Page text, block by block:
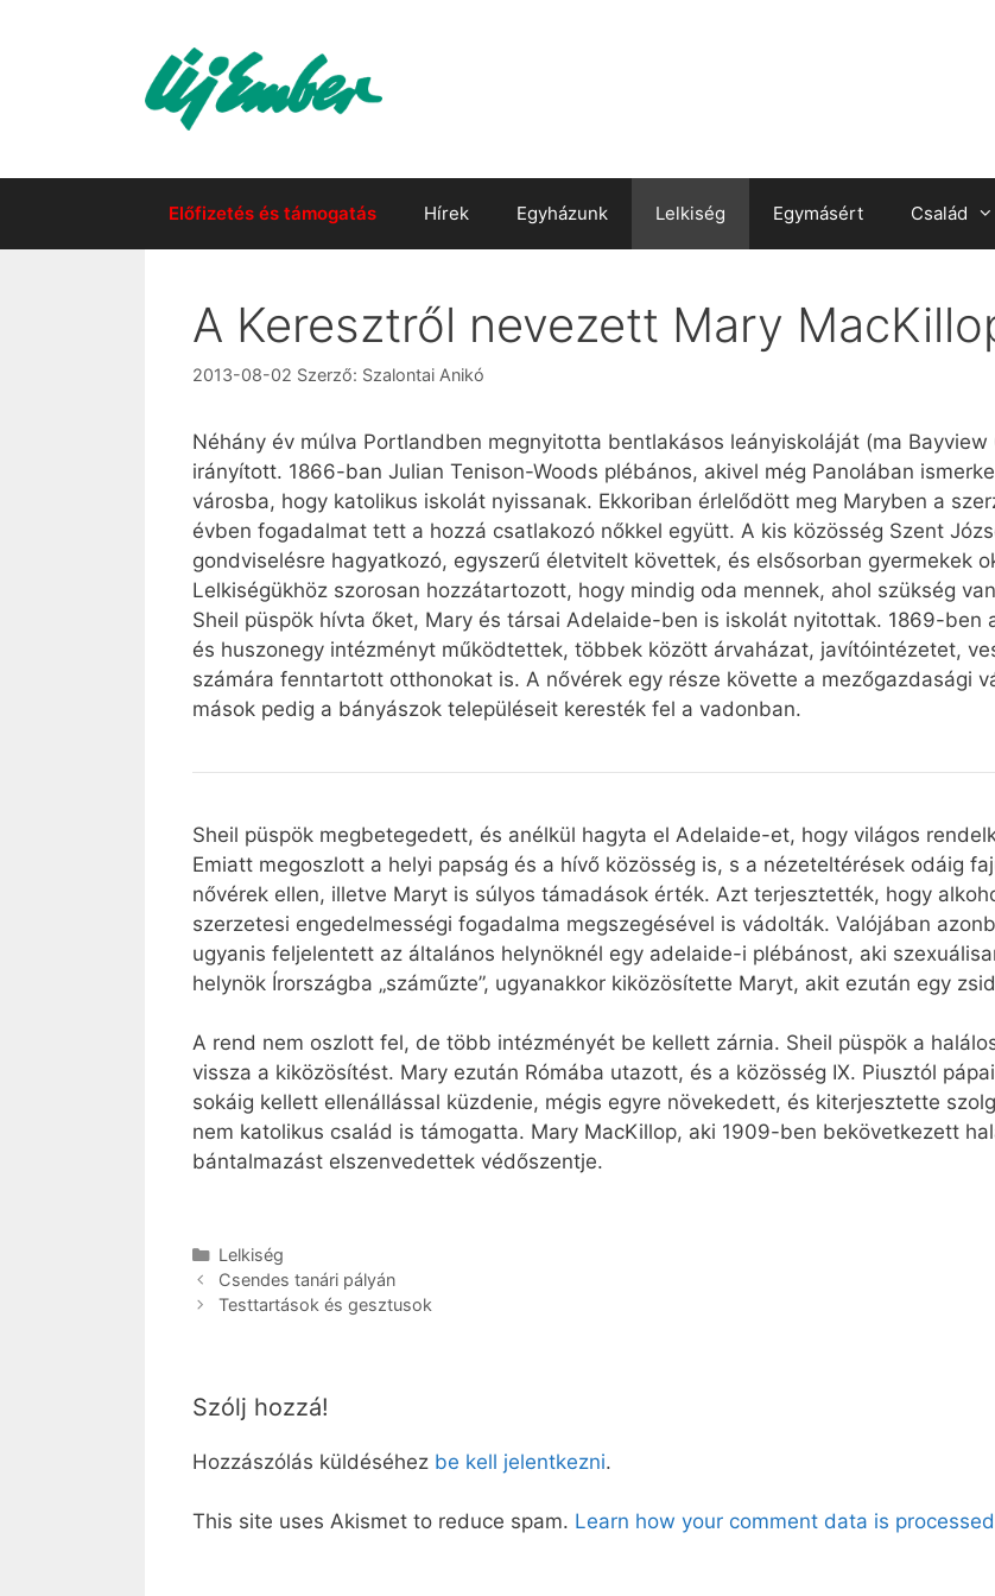
Előfizetés és támogatás Hírek Egyházunk Lelkiség Egymásért Család
A Keresztről nevezett Mary
2013-08-02 Szerző: Szalontai Anikó
Néhány év múlva Portlandben megnyitotta bentlakásos leányiskoláját (ma
irányított. 1866-ban Julian Tenison-Woods plébános, akivel még Panolában
városba, hogy katolikus iskolát nyissanak. Ekkoriban érlelődött meg Maryben a
évben fogadalmat tett a hozzá csatlakozó nőkkel együtt. A kis közösség Szent
gondviselésre hagyatkozó, egyszerű életvitelt követtek, és elsősorban gyermekek
Lelkiségükhöz szorosan hozzátartozott, hogy mindig oda mennek, ahol szükség
Sheil püspök hívta őket, Mary és társai Adelaide-ben is iskolát nyitottak. 1869-
és huszonegy intézményt működtettek, többek között árvaházat, javítóintézetet,
számára fenntartott otthonokat is. A nővérek egy része követte a mezőgazdasági
mások pedig a bányászok településeit keresték fel a vadonban.
Sheil püspök megbetegedett, és anélkül hagyta el Adelaide-et, hogy világos
Emiatt megoszlott a helyi papság és a hívő közösség is, s a nézeteltérések odáig
nővérek ellen, illetve Maryt is súlyos támadások érték. Azt terjesztették, hogy
szerzetesi engedelmességi fogadalma megszegésével is vádolták. Valójában
ugyanis feljelentett az általános helynöknél egy adelaide-i plébánost, aki
helynök Írországba „száműzte”, ugyanakkor kiközösítette Maryt, akit ezután egy
A rend nem oszlott fel, de több intézményét be kellett zárnia. Sheil püspök a
vissza a kiközösítést. Mary ezután Rómába utazott, és a közösség IX. Piusztól
sokáig kellett ellenállással küzdenie, mégis egyre növekedett, és kiterjesztette
nem katolikus család is támogatta. Mary MacKillop, aki 1909-ben bekövetkezett
bántalmazást elszenvedettek védőszentje.
Kategória
Lelkiség
Csendes tanári pályán
Testtartások és gesztusok
Szólj hozzá!
Hozzászólás küldéséhez be kell jelentkezni.
This site uses Akismet to reduce spam. Learn how your comment data is